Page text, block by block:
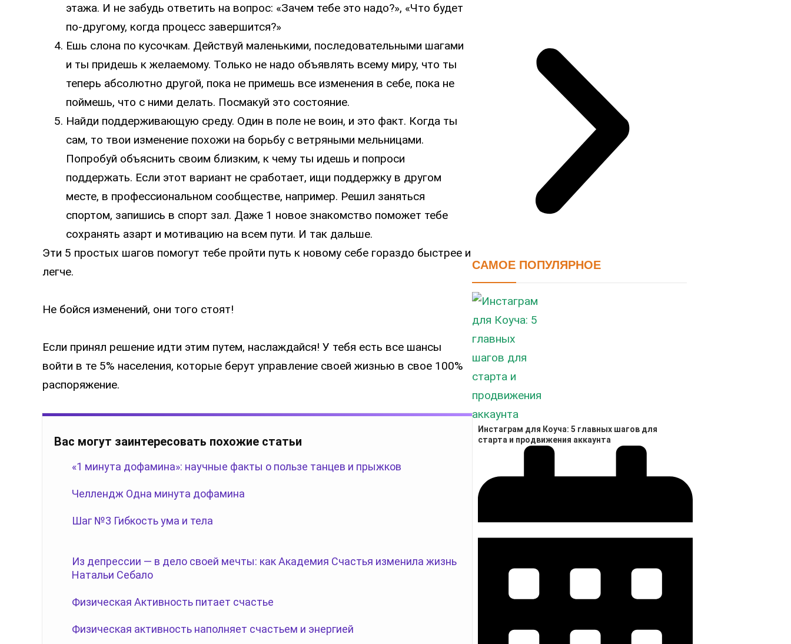
этажа. И не забудь ответить на вопрос: «Зачем тебе это надо?», «Что будет
по-другому, когда процесс завершится?»
Ешь слона по кусочкам. Действуй маленькими, последовательными шагами
и ты придешь к желаемому. Только не надо объявлять всему миру, что ты
теперь абсолютно другой, пока не примешь все изменения в себе, пока не
поймешь, что с ними делать. Посмакуй это состояние.
Найди поддерживающую среду. Один в поле не воин, и это факт. Когда ты
сам, то твои изменение похожи на борьбу с ветряными мельницами.
Попробуй объяснить своим близким, к чему ты идешь и попроси
поддержать. Если этот вариант не сработает, ищи поддержку в другом
месте, в профессиональном сообществе, например. Решил заняться
спортом, запишись в спорт зал. Даже 1 новое знакомство поможет тебе
сохранять азарт и мотивацию на всем пути. И так дальше.
Эти 5 простых шагов помогут тебе пройти путь к новому себе гораздо быстрее и
легче.
Не бойся изменений, они того стоят!
Если принял решение идти этим путем, наслаждайся! У тебя есть все шансы
войти в те 5% населения, которые берут управление своей жизнью в свое 100%
распоряжение.
Вас могут заинтересовать похожие статьи
«1 минута дофамина»: научные факты о пользе танцев и прыжков
Челлендж Одна минута дофамина
Шаг №3 Гибкость ума и тела
Из депрессии — в дело своей мечты: как Академия Счастья изменила жизнь
Натальи Себало
Физическая Активность питает счастье
Физическая активность наполняет счастьем и энергией
САМОЕ ПОПУЛЯРНОЕ
Инстаграм для Коуча: 5 главных шагов для
старта и продвижения аккаунта